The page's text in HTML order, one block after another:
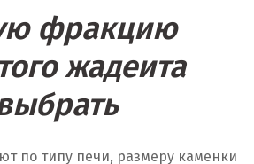
фракцию
жадеита
по типу печи, размеру каменки